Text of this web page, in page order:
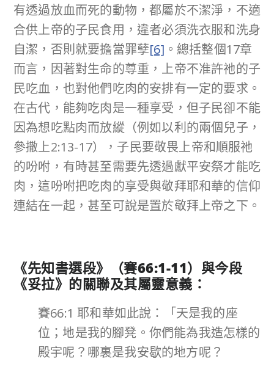
有透過放血而死的動物，都屬於不潔淨，不適
合供上帝的子民食用，違者必須洗衣服和洗身
自潔，否則就要擔當罪孽[6] 。總括整個17章
而言，因著對生命的尊重，上帝不准許祂的子
民吃血，也對他們吃肉的安排有一定的要求。
在古代，能夠吃肉是一種享受，但子民卻不能
因為想吃點肉而放縱（例如以利的兩個兒子，
參撒上2:13-17），子民要敬畏上帝和順服祂
的吩咐，有時甚至需要先透過獻平安祭才能吃
肉，這吩咐把吃肉的享受與敬拜耶和華的信仰
連結在一起，甚至可說是置於敬拜上帝之下。
《先知書選段》（賽66:1-11）與今段
《妥拉》的關聯及其屬靈意義：
賽66:1 耶和華如此說：「天是我的座
位；地是我的腳凳。你們能為我造怎樣的
殿宇呢？哪裏是我安歇的地方呢？